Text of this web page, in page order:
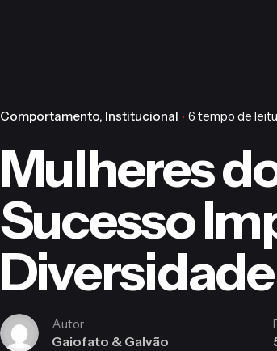
Comportamento Institucional 6 tempo de
Mulheres
Sucesso
Autor
Gaiofato & Galvão